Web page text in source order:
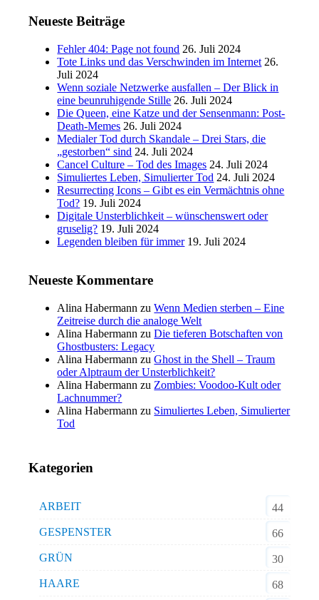
Neueste Beiträge
Fehler 404: Page not found 26. Juli 2024
Tote Links und das Verschwinden im Internet 26.
Juli 2024
Wenn soziale Netzwerke ausfallen – Der Blick in
eine beunruhigende Stille 26. Juli 2024
Die Queen, eine Katze und der Sensenmann: Post-
Death-Memes 26. Juli 2024
Medialer Tod durch Skandale – Drei Stars, die
„gestorben“ sind 24. Juli 2024
Cancel Culture – Tod des Images 24. Juli 2024
Simuliertes Leben, Simulierter Tod 24. Juli 2024
Resurrecting Icons – Gibt es ein Vermächtnis ohne
Tod? 19. Juli 2024
Digitale Unsterblichkeit – wünschenswert oder
gruselig? 19. Juli 2024
Legenden bleiben für immer 19. Juli 2024
Neueste Kommentare
Alina Habermann zuWenn Medien sterben – Eine
Zeitreise durch die analoge Welt
Alina Habermann zuDie tieferen Botschaften von
Ghostbusters: Legacy
Alina Habermann zuGhost in the Shell – Traum
oder Alptraum der Unsterblichkeit?
Alina Habermann zu Zombies: Voodoo-Kult oder
Lachnummer?
Alina Habermann zu Simuliertes Leben, Simulierter
Tod
Kategorien
ARBEIT
44
GESPENSTER
66
GRÜN
30
HAARE
68